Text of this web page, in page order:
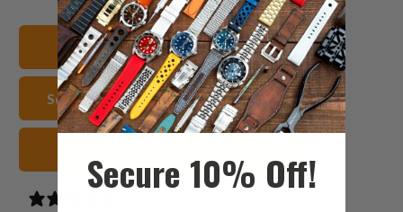
على
تويتر
على
فيسبوك
على
بينتيريست
هذا
إلى
صديق
20mm أساور الساعات
Seiko 5 Sports 40mm أساور الساعات
Secure 10% Off!